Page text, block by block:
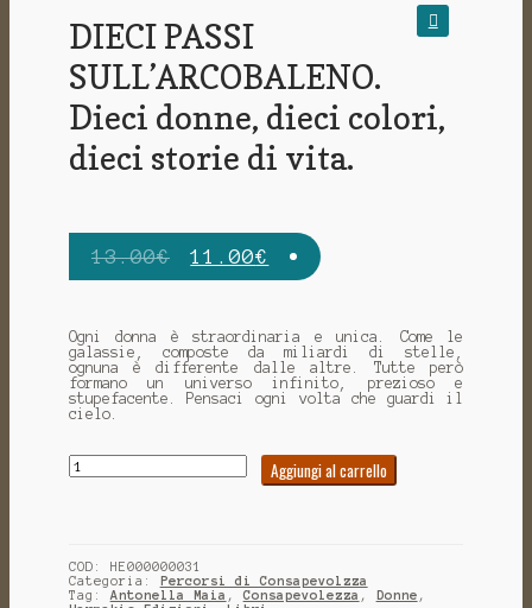
DIECI PASSI
SULL’ARCOBALENO.
Dieci donne, dieci colori,
dieci storie di vita.
13.00€ 11.00€
Ogni donna è straordinaria e unica. Come le
galassie, composte da miliardi di stelle,
ognuna è differente dalle altre. Tutte però
formano un universo infinito, prezioso e
stupefacente. Pensaci ogni volta che guardi il
cielo.
Quantità Aggiungi al carrello
COD:
HE000000031
Categoria:
Percorsi di Consapevolzza
Tag: Antonella Maia , Consapevolezza , Donne ,